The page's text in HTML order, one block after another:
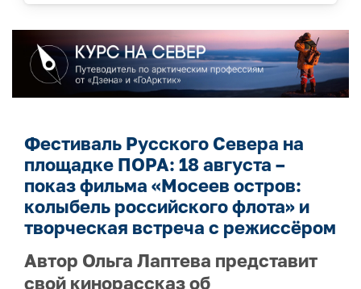
Фестиваль Русского Севера на
площадке ПОРА: 18 августа –
показ фильма «Мосеев остров:
колыбель российского флота» и
творческая встреча с режиссёром
Автор Ольга Лаптева представит
свой кинорассказ об